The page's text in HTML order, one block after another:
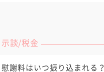
示談/税金
慰謝料はいつ振り込まれる？